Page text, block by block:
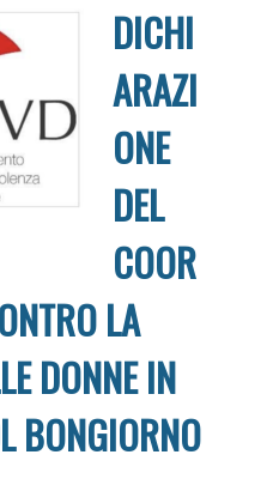
DICHI
ARAZI
ONE
DEL
COOR
LA
DONNE IN
BONGIORNO